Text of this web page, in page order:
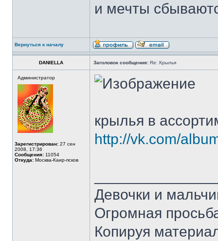
и мечты
Вернуться к началу
DANIELLA Заголовок сообщения: Re: Крылья
Администратор
Зарегистрирован: 27 сен
2008, 17:36
Сообщения: 11054
Откуда: Москва-Каир-псков
крылья в
http://vk.com/
Девочки и
Огромная
Копируя